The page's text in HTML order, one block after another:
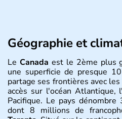
Géographie et
Le Canada est le 2ème plus
une superficie de presque
partage ses frontières avec
accès sur l'océan Atlantique,
Pacifique. Le pays
dont 8 millions de